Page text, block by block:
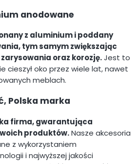
anodowane
z aluminium i poddany
tym samym zwiększając
oraz korozję.Jest to
cieszył oko przez wiele lat, nawet
meblach.
Polska marka
firma, gwarantująca
produktów.Nasze akcesoria
z wykorzystaniem
i najwyższej jakości